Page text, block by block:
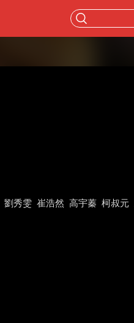
劉秀雯 崔浩然 高宇蓁 柯叔元